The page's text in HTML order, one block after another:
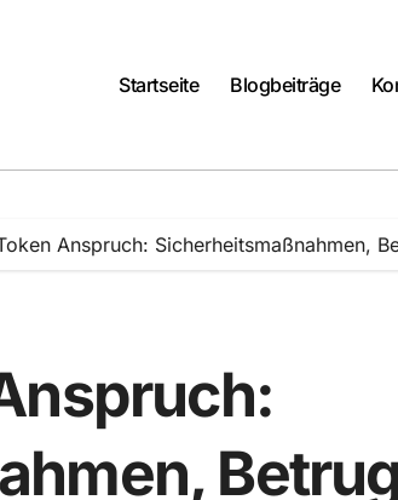
Startseite Blogbeiträge
Anspruch: Sicherheitsmaßnahmen,